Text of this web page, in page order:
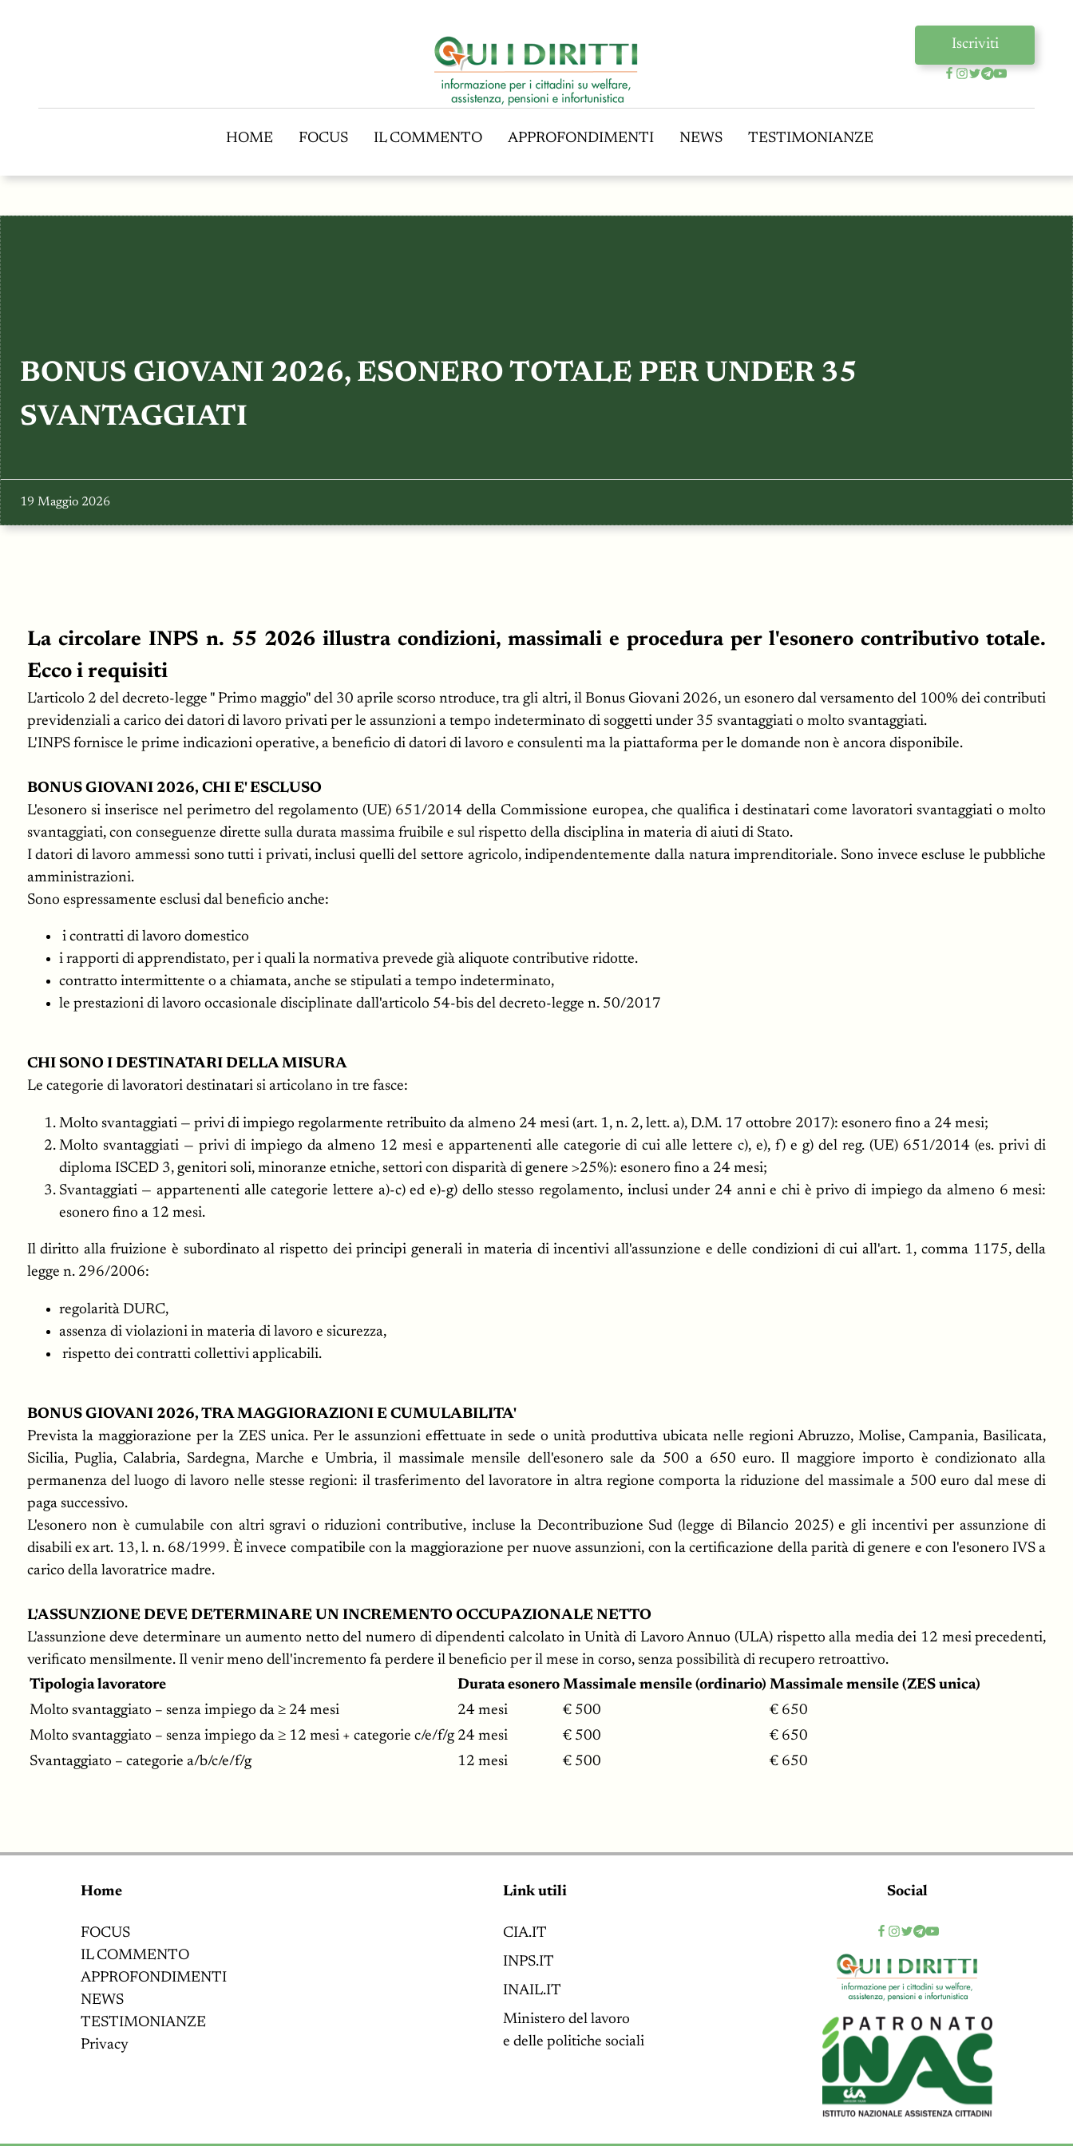
Iscriviti
HOME FOCUS IL COMMENTO APPROFONDIMENTI NEWS
TESTIMONIANZE
BONUS GIOVANI 2026, ESONERO TOTALE PER UNDER 35
SVANTAGGIATI
19 Maggio 2026
La circolare INPS n. 55 2026 illustra condizioni, massimali e procedura per l'esonero contributivo totale.
Ecco i requisiti
L'articolo 2 del decreto-legge " Primo maggio" del 30 aprile scorso ntroduce, tra gli altri, il Bonus Giovani 2026, un esonero dal versamento del 100% dei contributi
previdenziali a carico dei datori di lavoro privati per le assunzioni a tempo indeterminato di soggetti under 35 svantaggiati o molto svantaggiati.
L'INPS fornisce le prime indicazioni operative, a beneficio di datori di lavoro e consulenti ma la piattaforma per le domande non è ancora disponibile.
BONUS GIOVANI 2026, CHI E' ESCLUSO
L'esonero si inserisce nel perimetro del regolamento (UE) 651/2014 della Commissione europea, che qualifica i destinatari come lavoratori svantaggiati o molto
svantaggiati, con conseguenze dirette sulla durata massima fruibile e sul rispetto della disciplina in materia di aiuti di Stato.
I datori di lavoro ammessi sono tutti i privati, inclusi quelli del settore agricolo, indipendentemente dalla natura imprenditoriale. Sono invece escluse le pubbliche
amministrazioni.
Sono espressamente esclusi dal beneficio anche:
i contratti di lavoro domestico
i rapporti di apprendistato, per i quali la normativa prevede già aliquote contributive ridotte.
contratto intermittente o a chiamata, anche se stipulati a tempo indeterminato,
le prestazioni di lavoro occasionale disciplinate dall'articolo 54-bis del decreto-legge n. 50/2017
CHI SONO I DESTINATARI DELLA MISURA
Le categorie di lavoratori destinatari si articolano in tre fasce:
Molto svantaggiati — privi di impiego regolarmente retribuito da almeno 24 mesi (art. 1, n. 2, lett. a), D.M. 17 ottobre 2017): esonero fino a 24 mesi;
Molto svantaggiati — privi di impiego da almeno 12 mesi e appartenenti alle categorie di cui alle lettere c), e), f) e g) del reg. (UE) 651/2014 (es. privi di
diploma ISCED 3, genitori soli, minoranze etniche, settori con disparità di genere >25%): esonero fino a 24 mesi;
Svantaggiati — appartenenti alle categorie lettere a)-c) ed e)-g) dello stesso regolamento, inclusi under 24 anni e chi è privo di impiego da almeno 6 mesi:
esonero fino a 12 mesi.
Il diritto alla fruizione è subordinato al rispetto dei principi generali in materia di incentivi all'assunzione e delle condizioni di cui all'art. 1, comma 1175, della
legge n. 296/2006:
regolarità DURC,
assenza di violazioni in materia di lavoro e sicurezza,
rispetto dei contratti collettivi applicabili.
BONUS GIOVANI 2026, TRA MAGGIORAZIONI E CUMULABILITA'
Prevista la maggiorazione per la ZES unica. Per le assunzioni effettuate in sede o unità produttiva ubicata nelle regioni Abruzzo, Molise, Campania, Basilicata,
Sicilia, Puglia, Calabria, Sardegna, Marche e Umbria, il massimale mensile dell'esonero sale da 500 a 650 euro. Il maggiore importo è condizionato alla
permanenza del luogo di lavoro nelle stesse regioni: il trasferimento del lavoratore in altra regione comporta la riduzione del massimale a 500 euro dal mese di
paga successivo.
L'esonero non è cumulabile con altri sgravi o riduzioni contributive, incluse la Decontribuzione Sud (legge di Bilancio 2025) e gli incentivi per assunzione di
disabili ex art. 13, l. n. 68/1999. È invece compatibile con la maggiorazione per nuove assunzioni, con la certificazione della parità di genere e con l'esonero IVS a
carico della lavoratrice madre.
L'ASSUNZIONE DEVE DETERMINARE UN INCREMENTO OCCUPAZIONALE NETTO
L'assunzione deve determinare un aumento netto del numero di dipendenti calcolato in Unità di Lavoro Annuo (ULA) rispetto alla media dei 12 mesi precedenti,
verificato mensilmente. Il venir meno dell'incremento fa perdere il beneficio per il mese in corso, senza possibilità di recupero retroattivo.
Tipologia lavoratore
Durata esonero Massimale mensile (ordinario) Massimale mensile (ZES unica)
Molto svantaggiato – senza impiego da ≥ 24 mesi
24 mesi € 500
€ 650
Molto svantaggiato – senza impiego da ≥ 12 mesi + categorie c/e/f/g 24 mesi € 500
€ 650
Svantaggiato – categorie a/b/c/e/f/g
12 mesi € 500 € 650
Home
FOCUS
IL COMMENTO
APPROFONDIMENTI
NEWS
TESTIMONIANZE
Privacy
Link utili
CIA.IT
INPS.IT
INAIL.IT
Ministero del lavoro
e delle politiche sociali
Social